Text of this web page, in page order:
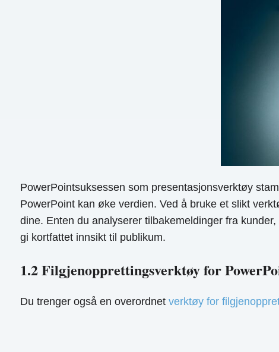
PowerPointsuksessen som presentasjonsverktøy
PowerPoint kan øke verdien. Ved å bruke et slikt
dine. Enten du analyserer tilbakemeldinger fra
gi kortfattet innsikt til publikum.
1.2 Filgjenopprettingsverktøy for
Du trenger også en overordnet verktøy for